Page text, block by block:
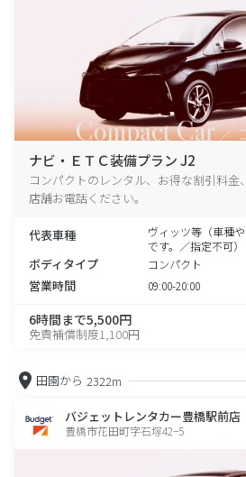
ナビ・ＥＴＣ装備プラン J2
コンパクトのレンタル、お得な割引料金
店舗お電話ください。
代表車種
ヴィッツ等（車種
です。／指定不可）
ボディタイプ コンパクト
営業時間 09:00-20:00
6時間まで5,500円
免責補償制度1,100円
田園から 2322m
バジェットレンタカー豊橋駅前店
豊橋市花田町字石塚42−5